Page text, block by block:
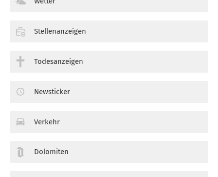
Stellenanzeigen
Todesanzeigen
Newsticker
Verkehr
Dolomiten